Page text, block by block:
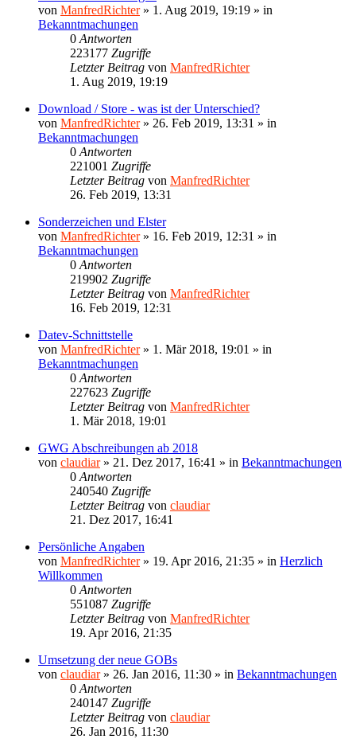
von ManfredRichter» 1. Aug 2019, 19:19 » in
Bekanntmachungen
0 Antworten
223177 Zugriffe
Letzter Beitrag von ManfredRichter
1. Aug 2019, 19:19
Download / Store - was ist der Unterschied?
von ManfredRichter» 26. Feb 2019, 13:31 » in
Bekanntmachungen
0 Antworten
221001 Zugriffe
Letzter Beitrag von ManfredRichter
26. Feb 2019, 13:31
Sonderzeichen und Elster
von ManfredRichter» 16. Feb 2019, 12:31 » in
Bekanntmachungen
0 Antworten
219902 Zugriffe
Letzter Beitrag von ManfredRichter
16. Feb 2019, 12:31
Datev-Schnittstelle
von ManfredRichter» 1. Mär 2018, 19:01 » in
Bekanntmachungen
0 Antworten
227623 Zugriffe
Letzter Beitrag von ManfredRichter
1. Mär 2018, 19:01
GWG Abschreibungen ab 2018
von claudiar» 21. Dez 2017, 16:41 » in Bekanntmachungen
0 Antworten
240540 Zugriffe
Letzter Beitrag von claudiar
21. Dez 2017, 16:41
Persönliche Angaben
von ManfredRichter» 19. Apr 2016, 21:35 » in Herzlich
Willkommen
0 Antworten
551087 Zugriffe
Letzter Beitrag von ManfredRichter
19. Apr 2016, 21:35
Umsetzung der neue GOBs
von claudiar» 26. Jan 2016, 11:30 » in Bekanntmachungen
0 Antworten
240147 Zugriffe
Letzter Beitrag von claudiar
26. Jan 2016, 11:30